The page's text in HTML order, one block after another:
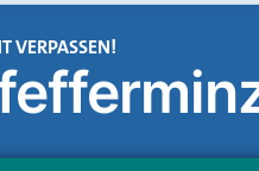
VERPASSEN!